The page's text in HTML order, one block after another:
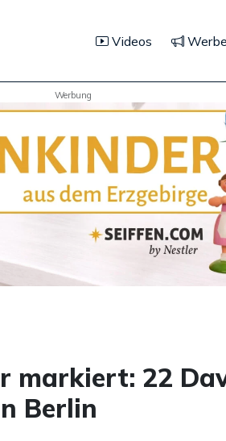
Videos
Werbung
markiert: 22
Berlin